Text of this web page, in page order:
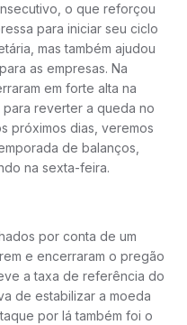
o que reforçou
para iniciar seu ciclo
mas também ajudou
as empresas. Na
em forte alta na
reverter a queda no
próximos dias, veremos
de balanços,
na sexta-feira.
por conta de um
e encerraram o pregão
a taxa de referência do
de estabilizar a moeda
por lá também foi o